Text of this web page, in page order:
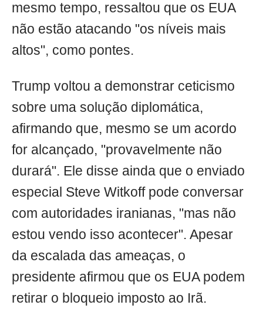
mesmo tempo, ressaltou que os EUA
não estão atacando "os níveis mais
altos", como pontes.
Trump voltou a demonstrar ceticismo
sobre uma solução diplomática,
afirmando que, mesmo se um acordo
for alcançado, "provavelmente não
durará". Ele disse ainda que o enviado
especial Steve Witkoff pode conversar
com autoridades iranianas, "mas não
estou vendo isso acontecer". Apesar
da escalada das ameaças, o
presidente afirmou que os EUA podem
retirar o bloqueio imposto ao Irã.